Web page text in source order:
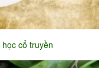
cổ truyền